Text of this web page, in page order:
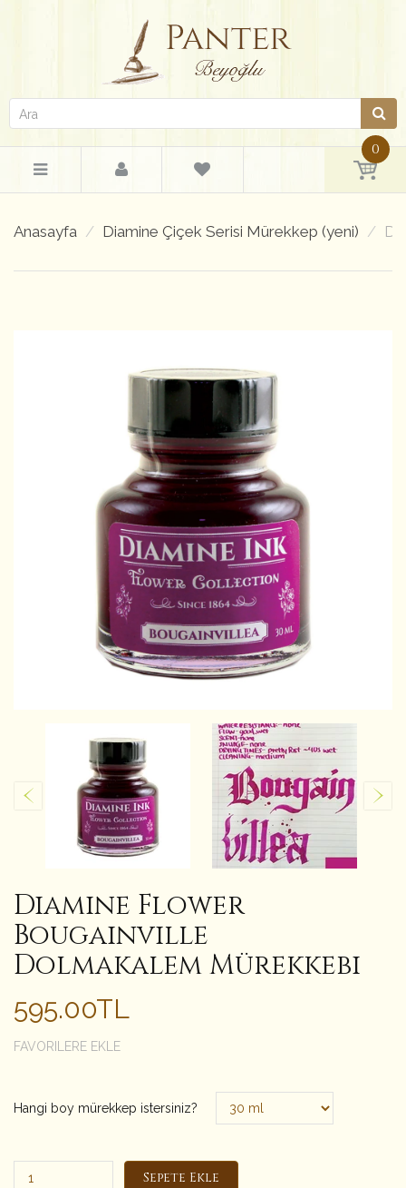
0
Anasayfa Diamine Çiçek Serisi Mürekkep (yeni)
Diamine Flower
Bougainville
Dolmakalem Mürekkebi
595.00TL
FAVORILERE EKLE
Hangi boy mürekkep istersiniz?
Sepete Ekle